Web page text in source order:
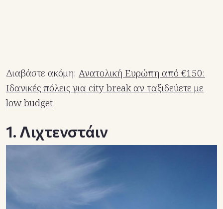
Διαβάστε ακόμη: Ανατολική Ευρώπη από €150:
Ιδανικές πόλεις για city break αν ταξιδεύετε με
low budget
1. Λιχτενστάιν